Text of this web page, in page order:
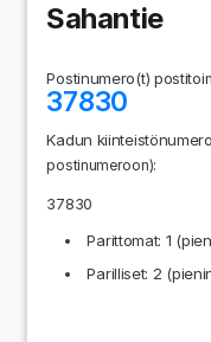
Sahantie
Postinumero(t)
37830
Kadun
postinumeroon):
37830
Parittomat: 1
Parilliset: 2